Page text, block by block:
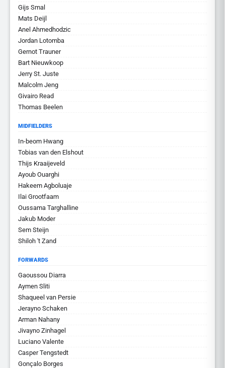
Gijs Smal
Mats Deijl
Anel Ahmedhodzic
Jordan Lotomba
Gernot Trauner
Bart Nieuwkoop
Jerry St. Juste
Malcolm Jeng
Givairo Read
Thomas Beelen
MIDFIELDERS
In-beom Hwang
Tobias van den Elshout
Thijs Kraaijeveld
Ayoub Ouarghi
Hakeem Agboluaje
Ilai Grootfaam
Oussama Targhalline
Jakub Moder
Sem Steijn
Shiloh 't Zand
FORWARDS
Gaoussou Diarra
Aymen Sliti
Shaqueel van Persie
Jerayno Schaken
Arman Nahany
Jivayno Zinhagel
Luciano Valente
Casper Tengstedt
Gonçalo Borges